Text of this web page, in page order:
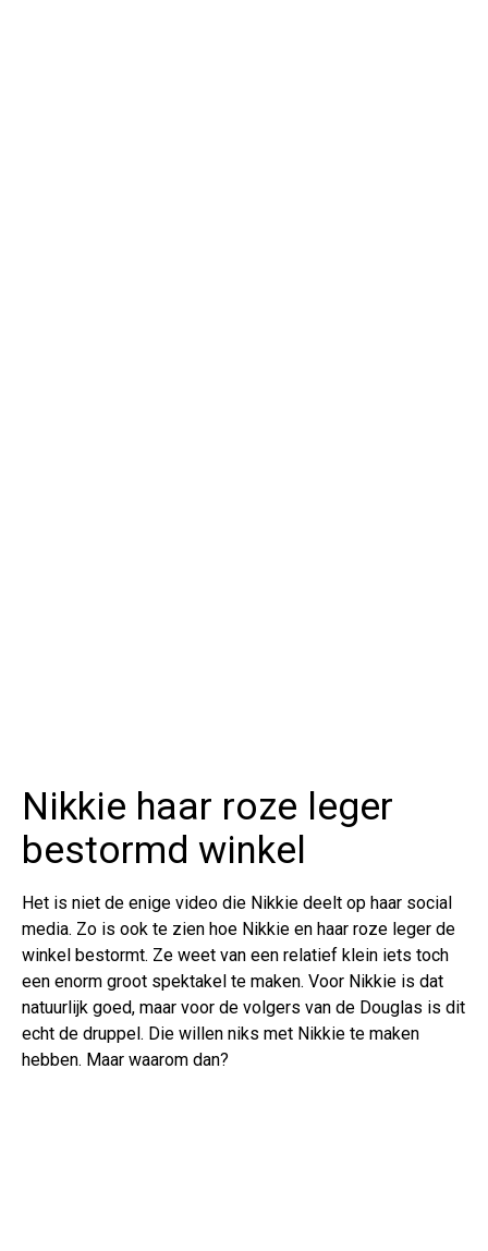
Nikkie haar roze leger
bestormd winkel
Het is niet de enige video die Nikkie deelt op haar social
media. Zo is ook te zien hoe Nikkie en haar roze leger de
winkel bestormt. Ze weet van een relatief klein iets toch
een enorm groot spektakel te maken. Voor Nikkie is dat
natuurlijk goed, maar voor de volgers van de Douglas is dit
echt de druppel. Die willen niks met Nikkie te maken
hebben. Maar waarom dan?